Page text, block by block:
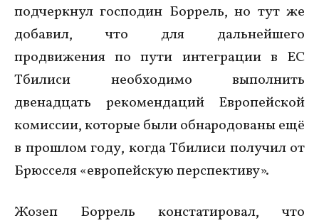
подчеркнул господин Боррель, но тут же
добавил, что для дальнейшего
продвижения по пути интеграции в ЕС
Тбилиси необходимо выполнить
двенадцать рекомендаций Европейской
комиссии, которые были обнародованы ещё
в прошлом году, когда Тбилиси получил от
Брюсселя «европейскую перспективу».
Жозеп Боррель констатировал, что